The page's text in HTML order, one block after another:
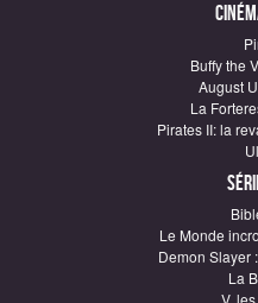
Buffy the
August
La
Pirates II: la
Le Monde
Demon Slayer
La
V,